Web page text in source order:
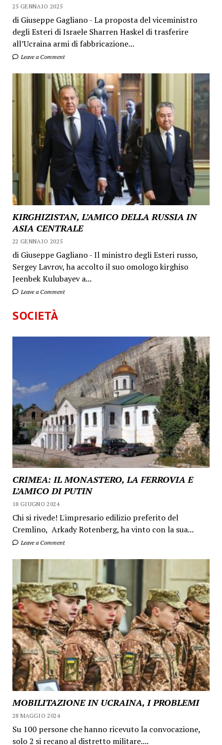
25 GENNAIO 2025
di Giuseppe Gagliano - La proposta del viceministro
degli Esteri di Israele Sharren Haskel di trasferire
all’Ucraina armi di fabbricazione...
Leave a Comment
KIRGHIZISTAN, L’AMICO DELLA RUSSIA IN
ASIA CENTRALE
22 GENNAIO 2025
di Giuseppe Gagliano - Il ministro degli Esteri russo,
Sergey Lavrov, ha accolto il suo omologo kirghiso
Jeenbek Kulubayev a...
Leave a Comment
SOCIETÀ
CRIMEA: IL MONASTERO, LA FERROVIA E
L’AMICO DI PUTIN
18 GIUGNO 2024
Chi si rivede! L'impresario edilizio preferito del
Cremlino, Arkady Rotenberg, ha vinto con la sua...
Leave a Comment
MOBILITAZIONE IN UCRAINA, I PROBLEMI
28 MAGGIO 2024
Su 100 persone che hanno ricevuto la convocazione,
solo 2 si recano al distretto militare....